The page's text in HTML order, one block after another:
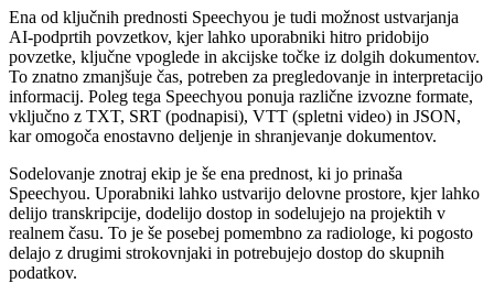
Ena od ključnih prednosti Speechyou je tudi možnost ustvarjanja
AI-podprtih povzetkov, kjer lahko uporabniki hitro pridobijo
povzetke, ključne vpoglede in akcijske točke iz dolgih dokumentov.
To znatno zmanjšuje čas, potreben za pregledovanje in interpretacijo
informacij. Poleg tega Speechyou ponuja različne izvozne formate,
vključno z TXT, SRT (podnapisi), VTT (spletni video) in JSON,
kar omogoča enostavno deljenje in shranjevanje dokumentov.
Sodelovanje znotraj ekip je še ena prednost, ki jo prinaša
Speechyou. Uporabniki lahko ustvarijo delovne prostore, kjer lahko
delijo transkripcije, dodelijo dostop in sodelujejo na projektih v
realnem času. To je še posebej pomembno za radiologe, ki pogosto
delajo z drugimi strokovnjaki in potrebujejo dostop do skupnih
podatkov.